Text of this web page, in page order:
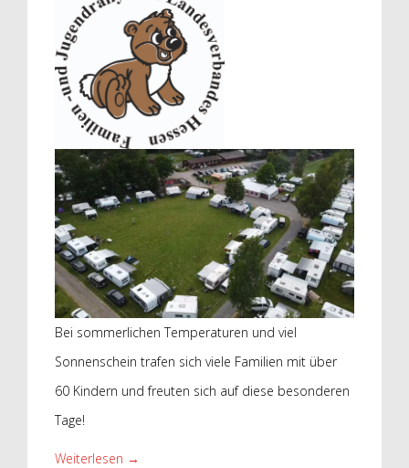
Bei sommerlichen Temperaturen und viel
Sonnenschein trafen sich viele Familien mit über
60 Kindern und freuten sich auf diese besonderen
Tage!
Weiterlesen →